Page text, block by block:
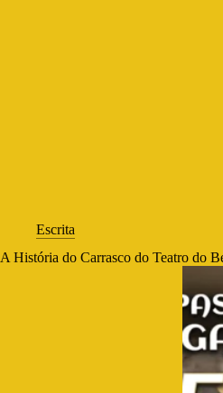
Escrita
A História do Carrasco do Teatro do